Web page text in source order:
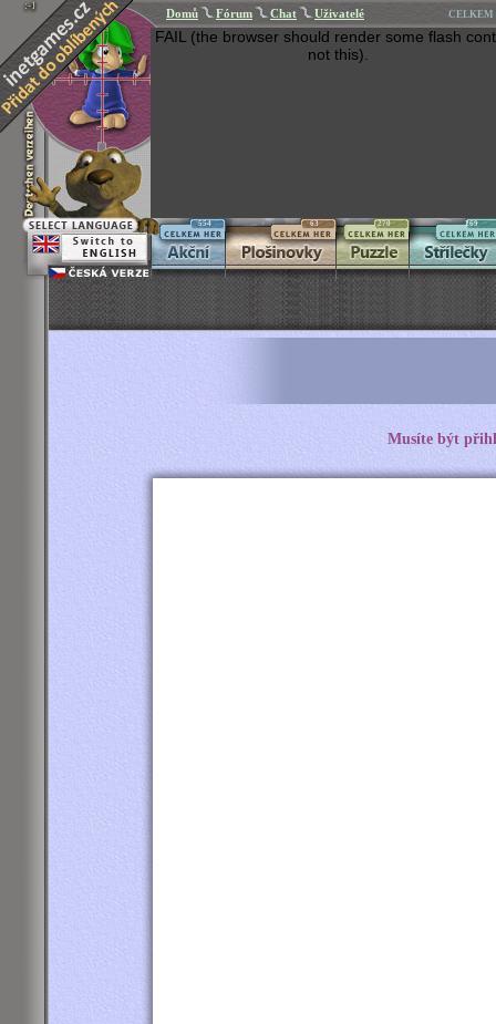
Domů Fórum Chat Uživatelé CELKEM
FAIL (the browser should render some flash
not this).
554 63 270 269
Musíte být